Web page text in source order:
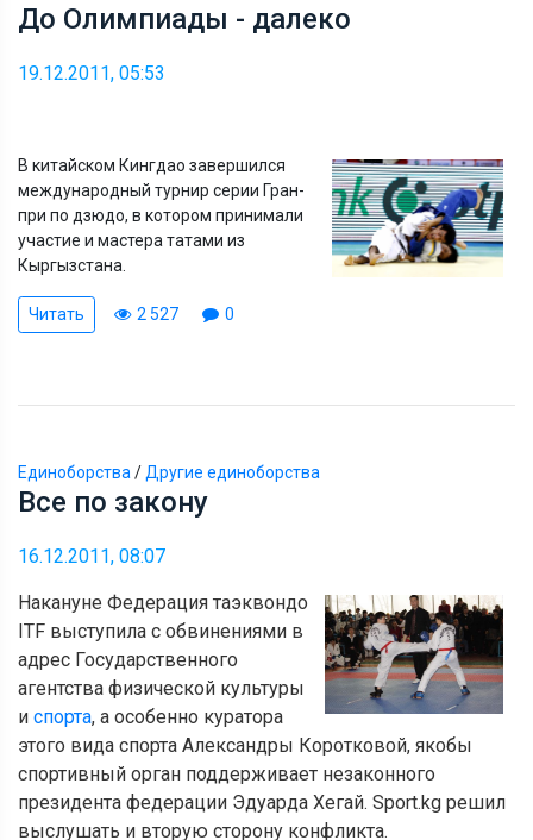
До Олимпиады - далеко
19.12.2011, 05:53
В китайском Кингдао завершился
международный турнир серии Гран-
при по дзюдо, в котором принимали
участие и мастера татами из
Кыргызстана.
Читать 2 527 0
Единоборства / Другие единоборства
Все по закону
16.12.2011, 08:07
Накануне Федерация таэквондо
ITF выступила с обвинениями в
адрес Государственного
агентства физической культуры
и спорта, а особенно куратора
этого вида спорта Александры Коротковой, якобы
спортивный орган поддерживает незаконного
президента федерации Эдуарда Хегай. Sport.kg решил
выслушать и вторую сторону конфликта.